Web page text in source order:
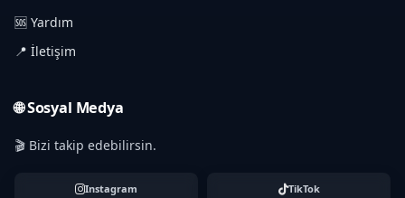
🆘 Yardım
📍 İletişim
🌐 Sosyal Medya
🎬 Bizi takip edebilirsin.
Instagram TikTok